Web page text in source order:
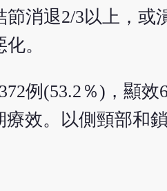
消退2/3以上，
。
例(53.2％)，顯
效。以側頸部和